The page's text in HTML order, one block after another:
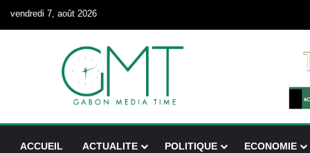
vendredi 7, août 2026
ACCUEIL ACTUALITE POLITIQUE ECONOMIE